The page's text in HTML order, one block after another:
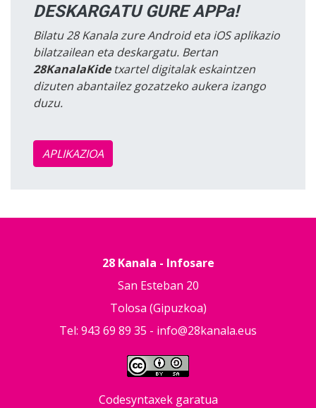
DESKARGATU GURE APPa!
Bilatu 28 Kanala zure Android eta iOS aplikazio
bilatzailean eta deskargatu. Bertan
28KanalaKidetxartel digitalak eskaintzen
dizuten abantailez gozatzeko aukera izango
duzu.
APLIKAZIOA
28 Kanala - Infosare
San Esteban 20
Tolosa (Gipuzkoa)
Tel: 943 69 89 35 - info@28kanala.eus
Codesyntaxek garatua